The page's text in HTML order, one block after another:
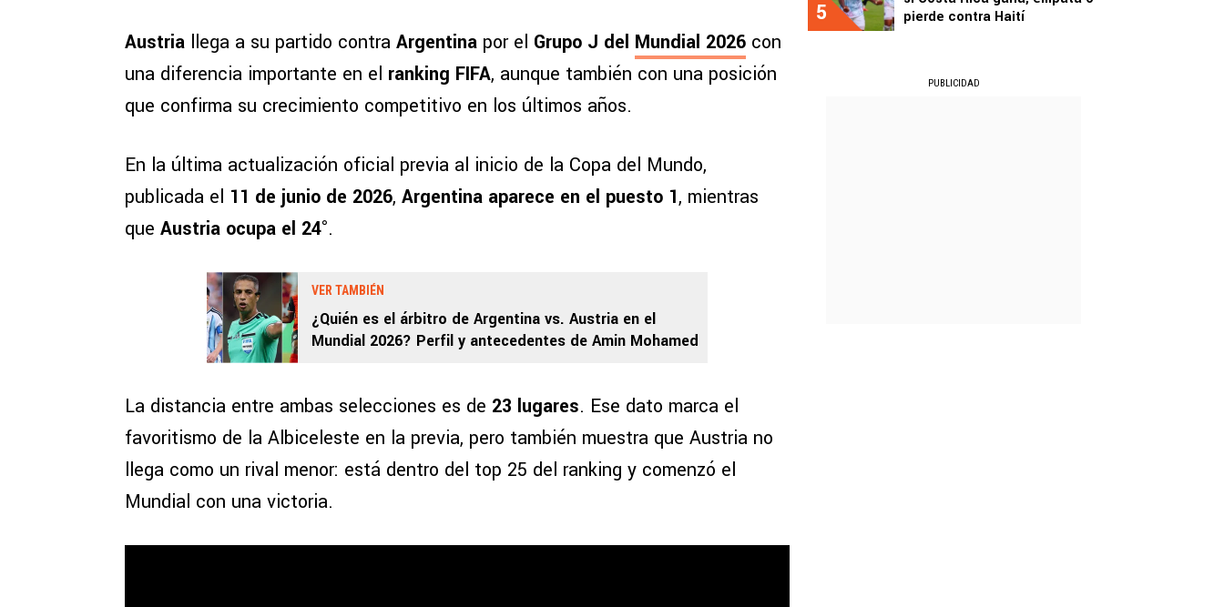
Austria llega a su partido contra Argentina por el Grupo J del Mundial 2026 con
una diferencia importante en el ranking FIFA, aunque también con una posición
que confirma su crecimiento competitivo en los últimos años.
En la última actualización oficial previa al inicio de la Copa del Mundo,
publicada el 11 de junio de 2026, Argentina aparece en el puesto 1, mientras
que Austria ocupa el 24°.
VER TAMBIÉN
¿Quién es el árbitro de Argentina vs. Austria en el
Mundial 2026? Perfil y antecedentes de Amin Mohamed
La distancia entre ambas selecciones es de 23 lugares. Ese dato marca el
favoritismo de la Albiceleste en la previa, pero también muestra que Austria no
llega como un rival menor: está dentro del top 25 del ranking y comenzó el
Mundial con una victoria.
5
pierde contra Haití
PUBLICIDAD